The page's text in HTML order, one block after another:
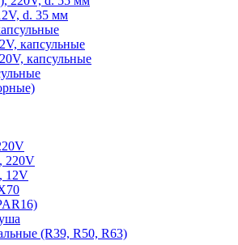
d. 35 мм
капсульные
капсульные
220V
12V
(R39, R50, R63)